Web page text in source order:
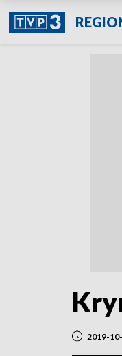
2019-